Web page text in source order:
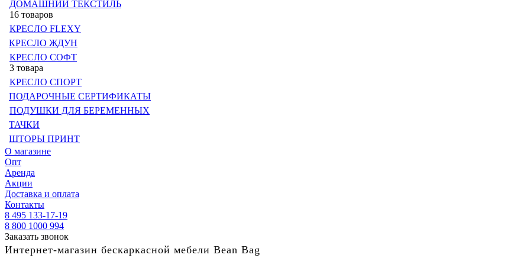
ДОМАШНИЙ ТЕКСТИЛЬ
16 товаров
КРЕСЛО FLEXY
КРЕСЛО ЖДУН
КРЕСЛО СОФТ
3 товара
КРЕСЛО СПОРТ
ПОДАРОЧНЫЕ СЕРТИФИКАТЫ
ПОДУШКИ ДЛЯ БЕРЕМЕННЫХ
ТАЧКИ
ШТОРЫ ПРИНТ
О магазине
Опт
Аренда
Акции
Доставка и оплата
Контакты
8 495 133-17-19
8 800 1000 994
Заказать звонок
Интернет-магазин бескаркасной мебели Bean Bag